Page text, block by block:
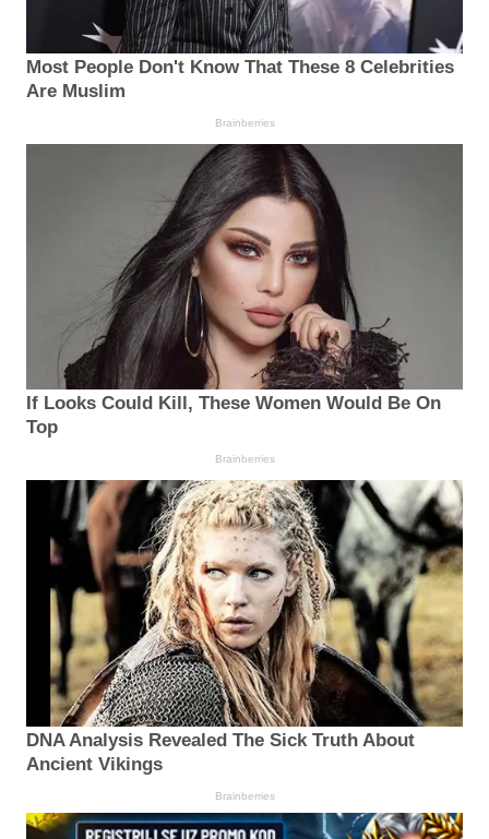
Most People Don't Know That These 8 Celebrities
Are Muslim
Brainberries
If Looks Could Kill, These Women Would Be On
Top
Brainberries
DNA Analysis Revealed The Sick Truth About
Ancient Vikings
Brainberries